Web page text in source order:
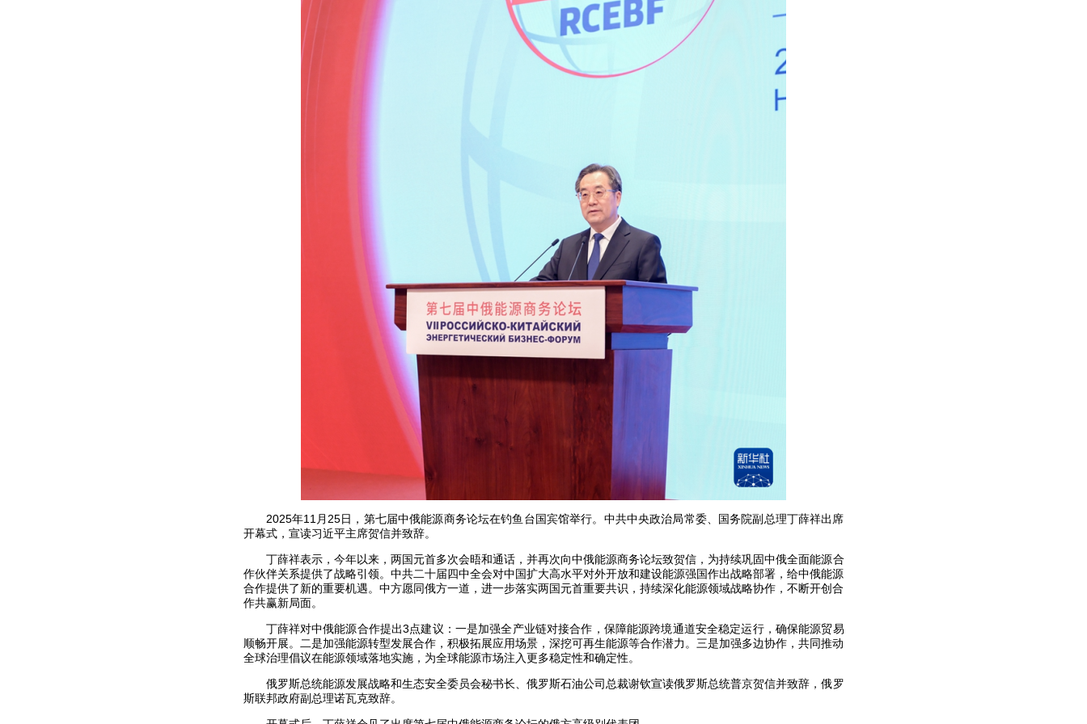
2025年11月25日，第七届中俄能源商务论坛在钓鱼台国宾馆举行。中共中央政治局常委、国务院副总理丁薛祥出席
开幕式，宣读习近平主席贺信并致辞。
丁薛祥表示，今年以来，两国元首多次会晤和通话，并再次向中俄能源商务论坛致贺信，为持续巩固中俄全面能源合
作伙伴关系提供了战略引领。中共二十届四中全会对中国扩大高水平对外开放和建设能源强国作出战略部署，给中俄能源
合作提供了新的重要机遇。中方愿同俄方一道，进一步落实两国元首重要共识，持续深化能源领域战略协作，不断开创合
作共赢新局面。
丁薛祥对中俄能源合作提出3点建议：一是加强全产业链对接合作，保障能源跨境通道安全稳定运行，确保能源贸易
顺畅开展。二是加强能源转型发展合作，积极拓展应用场景，深挖可再生能源等合作潜力。三是加强多边协作，共同推动
全球治理倡议在能源领域落地实施，为全球能源市场注入更多稳定性和确定性。
俄罗斯总统能源发展战略和生态安全委员会秘书长、俄罗斯石油公司总裁谢钦宣读俄罗斯总统普京贺信并致辞，俄罗
斯联邦政府副总理诺瓦克致辞。